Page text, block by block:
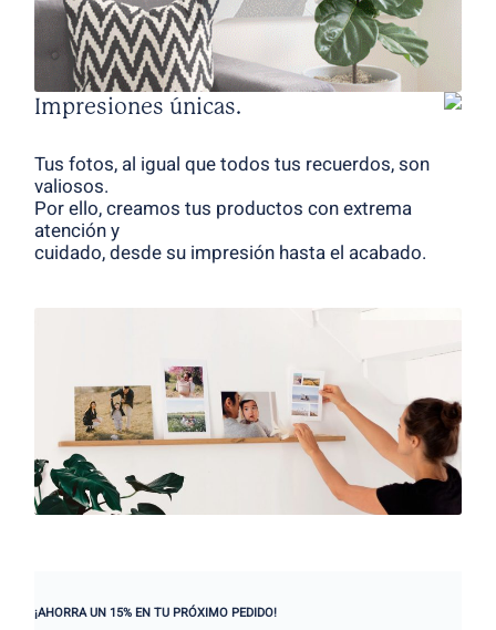
Impresiones únicas.
Tus fotos, al igual que todos tus recuerdos, son
valiosos.
Por ello, creamos tus productos con extrema
atención y
cuidado, desde su impresión hasta el acabado.
¡AHORRA UN 15% EN TU PRÓXIMO PEDIDO!